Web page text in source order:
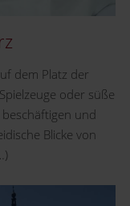
dem Platz der
oder süße
und
Blicke von